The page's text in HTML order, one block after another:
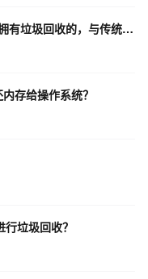
Golang 运行时是包含runtime的，也是拥有垃圾回收的，与传统的Java 相比性能有优势么？
存给操作系统？
垃圾回收？